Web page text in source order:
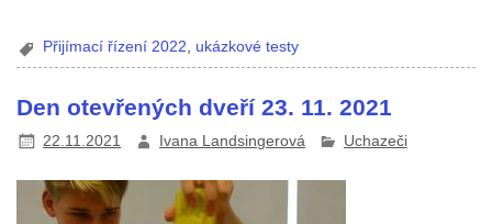
Přijímací řízení 2022, ukázkové testy
Den otevřených dveří 23. 11. 2021
22.11.2021 Ivana Landsingerová Uchazeči